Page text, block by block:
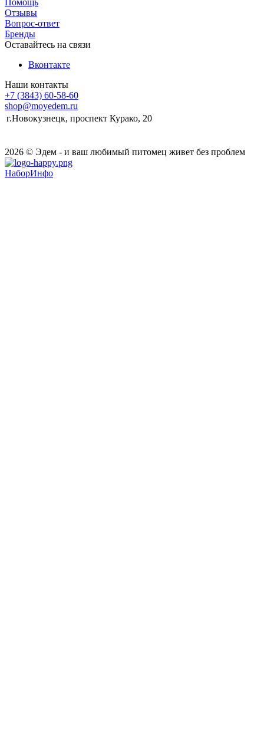
Отзывы
Вопрос-ответ
Бренды
Оставайтесь на связи
Вконтакте
Наши контакты
+7 (3843) 60-58-60
shop@moyedem.ru
г.Новокузнецк, проспект Курако, 20
2026 © Эдем - и ваш любимый питомец живет без проблем
НаборИнфо